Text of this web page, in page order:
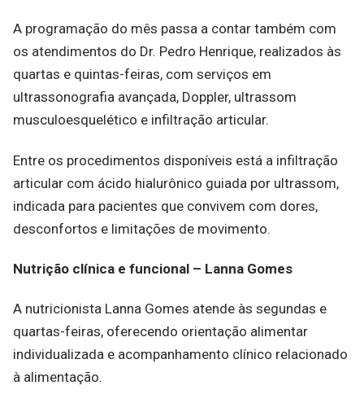
A programação do mês passa a contar também com
os atendimentos do Dr. Pedro Henrique, realizados às
quartas e quintas-feiras, com serviços em
ultrassonografia avançada, Doppler, ultrassom
musculoesquelético e infiltração articular.
Entre os procedimentos disponíveis está a infiltração
articular com ácido hialurônico guiada por ultrassom,
indicada para pacientes que convivem com dores,
desconfortos e limitações de movimento.
Nutrição clínica e funcional – Lanna Gomes
A nutricionista Lanna Gomes atende às segundas e
quartas-feiras, oferecendo orientação alimentar
individualizada e acompanhamento clínico relacionado
à alimentação.